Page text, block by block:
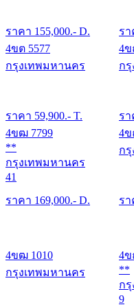
ราคา 155,000.- D. รา
4ขต 5577
กรุงเทพมหานคร
ราคา 59,900.- T.
4ข
ก
รา
4ขฒ 7799
**
กรุงเทพมหานคร
41
ราคา 169,000.- D.
4ข
ก
รา
4ขฒ 1010
กรุงเทพมหานคร
4ข
**
ก
9